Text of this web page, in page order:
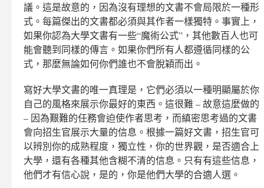
議。這是故意的，因為沒有理想的文書不會局限於一種形
式。每篇傑出的文書都必須與其作者一樣獨特。事實上，
如果你認為大學文書有一些“魔術公式”，其他數百人也可
能會聽到同樣的傳言。如果你們所有人都遵循同樣的公
式，那麼無論如何你們誰也不會脫穎而出。
寫好大學文書的唯一真理是，它們必須以一種明顯屬於你
自己的風格來展示你最好的東西。這很難 – 故意這麼做的
– 因為艱難的任務會迫使作者思考，而縝密思考過的文書
會向招生官展示大量的信息。根據一篇好文書，招生官可
以辨別你的成熟程度，獨立性，你的世界觀，是否適合上
大學，還有各種其他含糊不清的信息。只有有這些信息，
他們才有信心說，是的，你是他們大學的合適人選。